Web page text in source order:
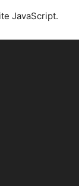
JavaScript.